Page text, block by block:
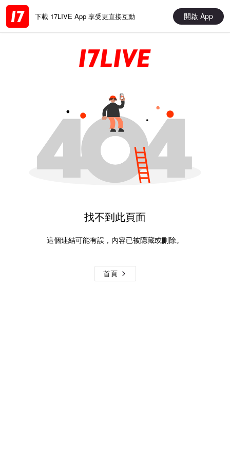
下載 17LIVE App 享受更直接互動 開啟 App
找不到此頁面
這個連結可能有誤，內容已被隱藏或刪除。
首頁